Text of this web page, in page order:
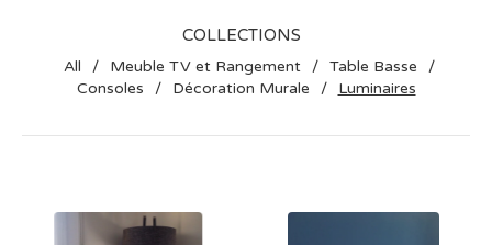
COLLECTIONS
All Meuble TV et Rangement
Table Basse
Consoles
Décoration Murale Luminaires